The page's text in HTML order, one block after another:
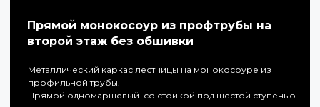
Прямой монокосоур из профтрубы на
второй этаж без обшивки
Металлический каркас лестницы на монокосоуре из
профильной трубы.
Прямой одномаршевый. со стойкой под шестой ступенью